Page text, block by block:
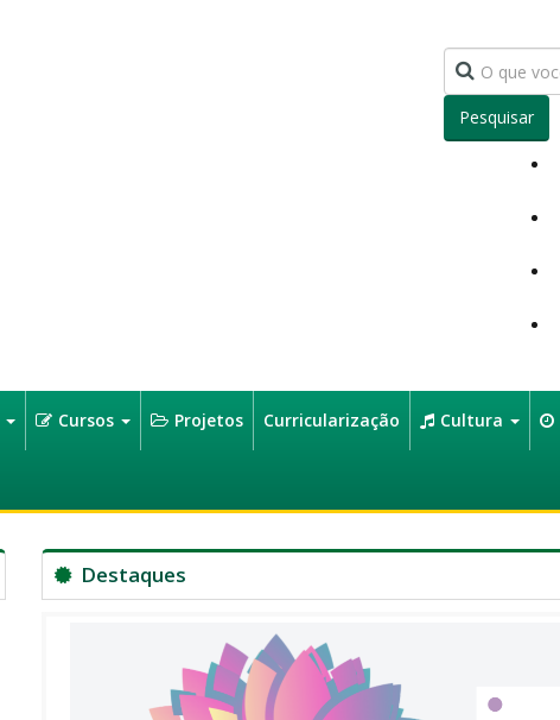
Pesquisar
Cursos Projetos Curricularização Cultura
Destaques